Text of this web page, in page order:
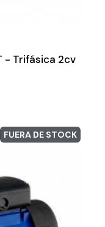
- Trifásica 2cv
FUERA DE STOCK